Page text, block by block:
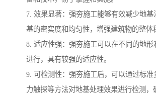
7. 效果显著：强夯施工能够有效减少地基
基的密实度和均匀性，增强建筑物的整体
8. 适应性强：强夯施工可以在不同的地形
进行，具有较强的适应性。
9. 可检测性：强夯施工后，可以通过标准
力触探等方法对地基处理效果进行检测，